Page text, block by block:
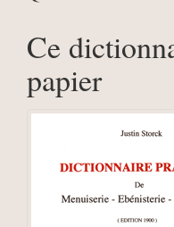
Ce
papier